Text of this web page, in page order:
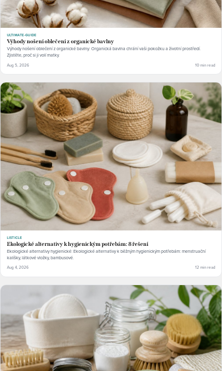
ULTIMATE-GUIDE
Výhody nošení oblečení z organické bavlny
Výhody nošení oblečení z organické bavlny: Organická bavlna chrání vaši pokožku a životní prostředí.
Zjistěte, proč si ji volí matky.
Aug 5, 2026 10 min read
LISTICLE
Ekologické alternativy k hygienickým potřebám: 8 řešení
Ekologické alternativy hygienické: Ekologické alternativy k běžným hygienickým potřebám: menstruační
kalíšky, látkové vložky, bambusové.
Aug 4, 2026 12 min read